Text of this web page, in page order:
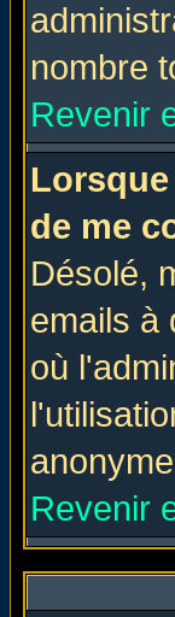
nombre
Revenir
de me
Désolé,
emails à
où
Revenir